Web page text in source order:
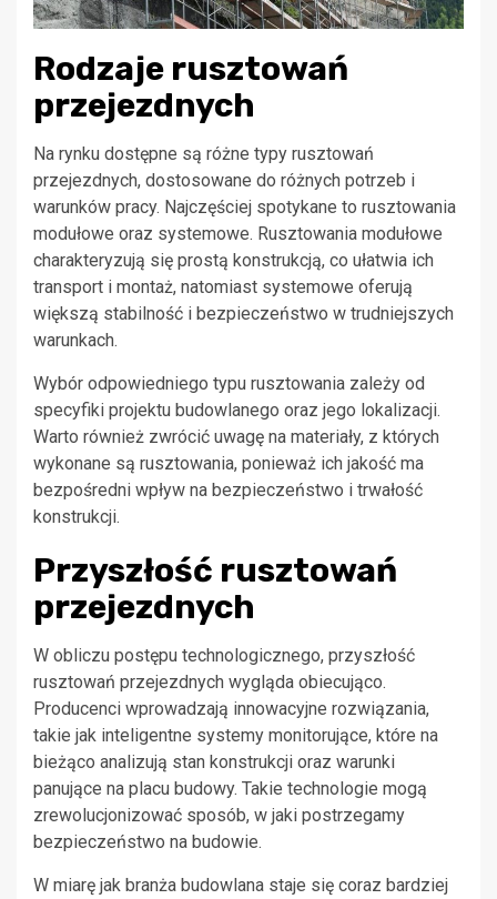
Rodzaje rusztowań
przejezdnych
Na rynku dostępne są różne typy rusztowań
przejezdnych, dostosowane do różnych potrzeb i
warunków pracy. Najczęściej spotykane to rusztowania
modułowe oraz systemowe. Rusztowania modułowe
charakteryzują się prostą konstrukcją, co ułatwia ich
transport i montaż, natomiast systemowe oferują
większą stabilność i bezpieczeństwo w trudniejszych
warunkach.
Wybór odpowiedniego typu rusztowania zależy od
specyfiki projektu budowlanego oraz jego lokalizacji.
Warto również zwrócić uwagę na materiały, z których
wykonane są rusztowania, ponieważ ich jakość ma
bezpośredni wpływ na bezpieczeństwo i trwałość
konstrukcji.
Przyszłość rusztowań
przejezdnych
W obliczu postępu technologicznego, przyszłość
rusztowań przejezdnych wygląda obiecująco.
Producenci wprowadzają innowacyjne rozwiązania,
takie jak inteligentne systemy monitorujące, które na
bieżąco analizują stan konstrukcji oraz warunki
panujące na placu budowy. Takie technologie mogą
zrewolucjonizować sposób, w jaki postrzegamy
bezpieczeństwo na budowie.
W miarę jak branża budowlana staje się coraz bardziej